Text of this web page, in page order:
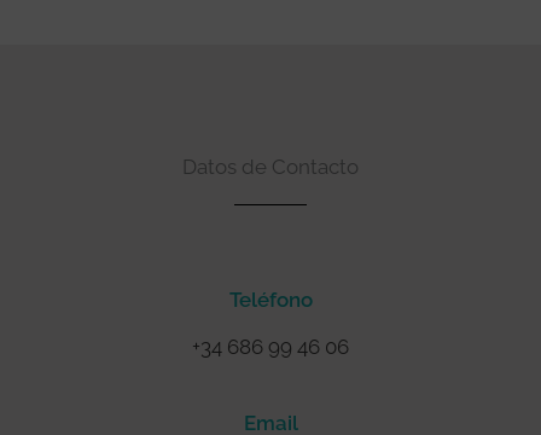
Datos de Contacto
Teléfono
+34 686 99 46 06
Email